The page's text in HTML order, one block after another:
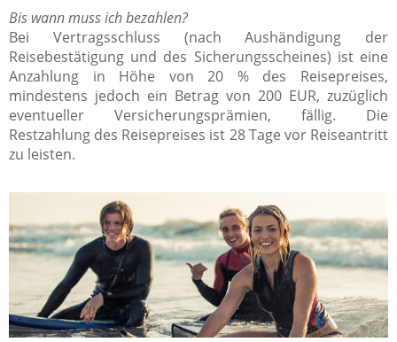
Bis wann muss ich bezahlen?
Bei Vertragsschluss (nach Aushändigung der
Reisebestätigung und des Sicherungsscheines) ist eine
Anzahlung in Höhe von 20 % des Reisepreises,
mindestens jedoch ein Betrag von 200 EUR, zuzüglich
eventueller Versicherungsprämien, fällig. Die
Restzahlung des Reisepreises ist 28 Tage vor Reiseantritt
zu leisten.